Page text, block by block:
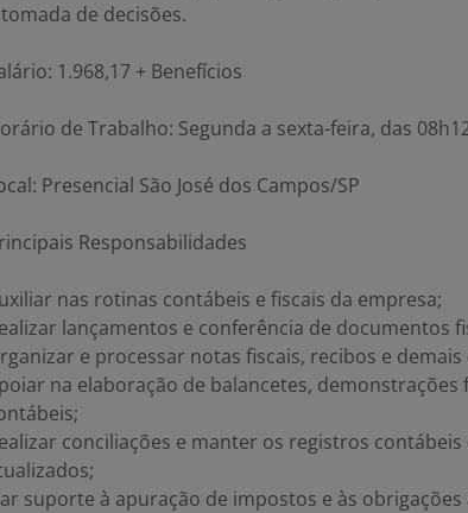
de decisões.
1.968,17 + Benefícios
de Trabalho: Segunda a sexta-feira, das
Presencial São José dos Campos/SP
Responsabilidades
nas rotinas contábeis e fiscais da empresa;
lançamentos e conferência de documentos
e processar notas fiscais, recibos e
na elaboração de balancetes,
conciliações e manter os registros
suporte à apuração de impostos e às obrigações